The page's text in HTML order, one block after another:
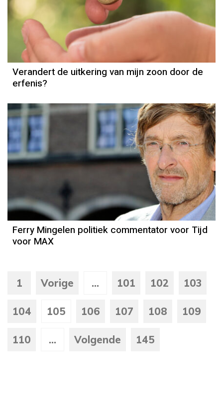
Erfenis
Verandert de uitkering van mijn zoon door de
erfenis?
Ferry Mingelen politiek commentator voor Tijd
voor MAX
1 Vorige ... 101 102 103
104 105 106 107 108 109
110 ... Volgende 145